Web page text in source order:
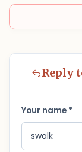
Reply
Your name *